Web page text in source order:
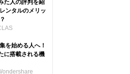
た人の評判を紹
ンタルのメリッ
を始める人へ！
に搭載される機